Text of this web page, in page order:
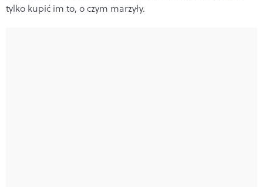
tylko kupić im to, o czym marzyły.